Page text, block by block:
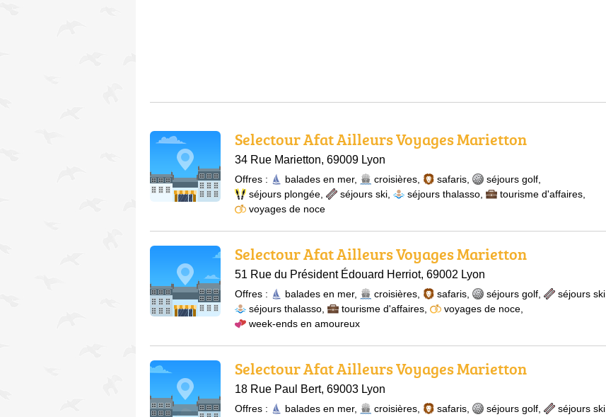
Selectour Afat Ailleurs Voyages Marietton
34 Rue Marietton, 69009 Lyon
Offres : balades en mer, croisières safaris séjours golf
séjours plongée
séjours ski séjours thalasso tourisme d'affaires
voyages de noce
Selectour Afat Ailleurs Voyages Marietton
51 Rue du Président Édouard Herriot, 69002 Lyon
Offres : balades en mer, croisières safaris séjours golf séjours ski
séjours thalasso
tourisme d'affaires voyages de noce
week-ends en amoureux
Selectour Afat Ailleurs Voyages Marietton
18 Rue Paul Bert, 69003 Lyon
Offres : balades en mer, croisières safaris séjours golf séjours ski